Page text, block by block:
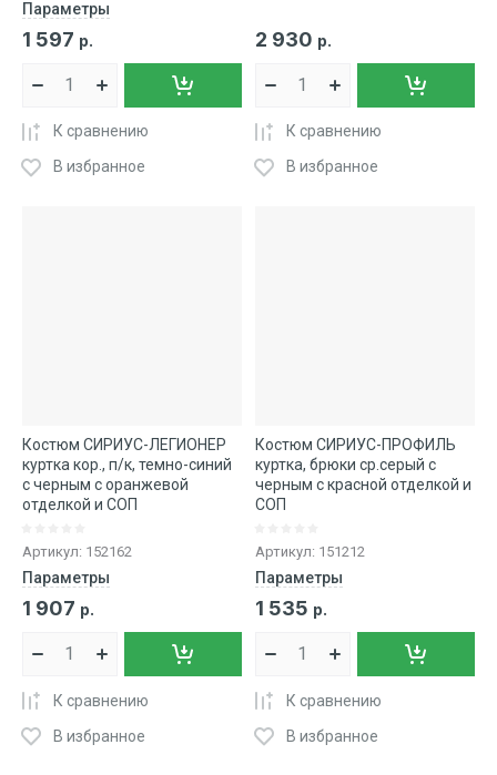
Параметры
1 597 р.
К сравнению
В избранное
2 930 р.
К сравнению
В избранное
Костюм СИРИУС-ЛЕГИОНЕР
куртка кор., п/к, темно-синий
с черным с оранжевой
отделкой и СОП
Артикул: 152162
Параметры
1 907 р.
К сравнению
В избранное
Костюм СИРИУС-ПРОФИЛЬ
куртка, брюки ср.серый с
черным с красной отделкой и
СОП
Артикул: 151212
Параметры
1 535 р.
К сравнению
В избранное